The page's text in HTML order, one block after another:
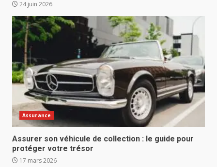
24 juin 2026
Assurance
Assurer son véhicule de collection : le guide pour
protéger votre trésor
17 mars 2026